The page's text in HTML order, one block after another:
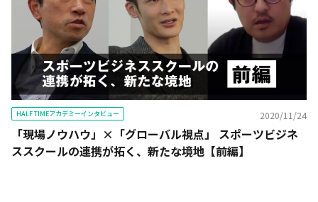
HALF TIMEアカデミーインタビュー 2020/11/24
「現場ノウハウ」×「グローバル視点」 スポーツビジネ
ススクールの連携が拓く、新たな境地【前編】